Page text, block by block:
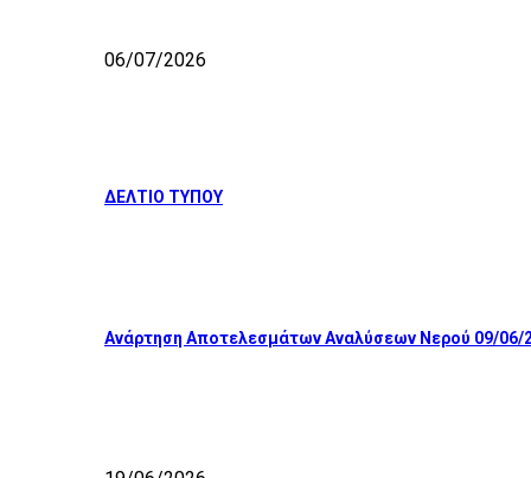
06/07/2026
ΔΕΛΤΙΟ ΤΥΠΟΥ
Ανάρτηση Αποτελεσμάτων Αναλύσεων Νερού 09/06/